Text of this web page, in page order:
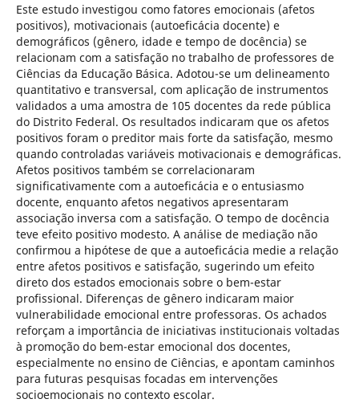
Este estudo investigou como fatores emocionais (afetos
positivos), motivacionais (autoeficácia docente) e
demográficos (gênero, idade e tempo de docência) se
relacionam com a satisfação no trabalho de professores de
Ciências da Educação Básica. Adotou-se um delineamento
quantitativo e transversal, com aplicação de instrumentos
validados a uma amostra de 105 docentes da rede pública
do Distrito Federal. Os resultados indicaram que os afetos
positivos foram o preditor mais forte da satisfação, mesmo
quando controladas variáveis motivacionais e demográficas.
Afetos positivos também se correlacionaram
significativamente com a autoeficácia e o entusiasmo
docente, enquanto afetos negativos apresentaram
associação inversa com a satisfação. O tempo de docência
teve efeito positivo modesto. A análise de mediação não
confirmou a hipótese de que a autoeficácia medie a relação
entre afetos positivos e satisfação, sugerindo um efeito
direto dos estados emocionais sobre o bem-estar
profissional. Diferenças de gênero indicaram maior
vulnerabilidade emocional entre professoras. Os achados
reforçam a importância de iniciativas institucionais voltadas
à promoção do bem-estar emocional dos docentes,
especialmente no ensino de Ciências, e apontam caminhos
para futuras pesquisas focadas em intervenções
socioemocionais no contexto escolar.